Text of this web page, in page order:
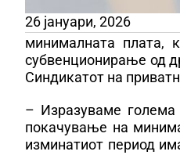
26 јануари, 2026
минималната плата,
субвенционирање од
Синдикатот на
– Изразуваме голема
покачување на
изминатиот период